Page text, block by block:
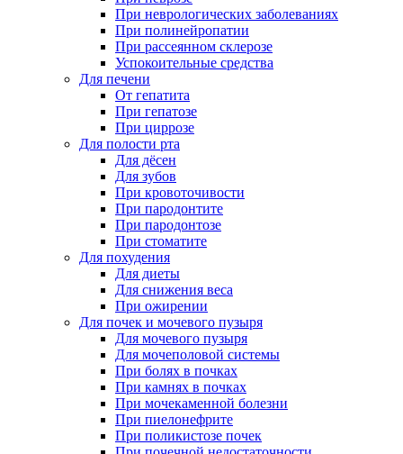
При неврологических заболеваниях
При полинейропатии
При рассеянном склерозе
Успокоительные средства
Для печени
От гепатита
При гепатозе
При циррозе
Для полости рта
Для дёсен
Для зубов
При кровоточивости
При пародонтите
При пародонтозе
При стоматите
Для похудения
Для диеты
Для снижения веса
При ожирении
Для почек и мочевого пузыря
Для мочевого пузыря
Для мочеполовой системы
При болях в почках
При камнях в почках
При мочекаменной болезни
При пиелонефрите
При поликистозе почек